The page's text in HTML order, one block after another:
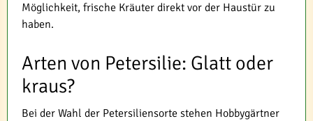
Möglichkeit, frische Kräuter direkt vor der Haustür zu
haben.
Arten von Petersilie: Glatt oder
kraus?
Bei der Wahl der Petersiliensorte stehen Hobbygärtner